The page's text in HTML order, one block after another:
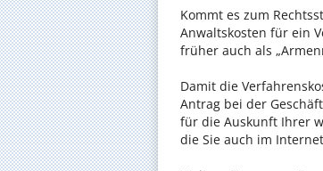
Kommt es zum
Anwaltskosten für ein
früher auch als
Damit die
Antrag bei der
für die Auskunft Ihrer
die Sie auch im